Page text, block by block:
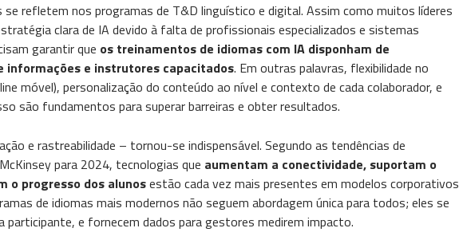
se refletem nos programas de T&D linguístico e digital. Assim como muitos líderes
clara de IA devido à falta de profissionais especializados e sistemas
garantir que os treinamentos de idiomas com IA disponham de
e instrutores capacitados. Em outras palavras, flexibilidade no
móvel), personalização do conteúdo ao nível e contexto de cada colaborador, e
são fundamentos para superar barreiras e obter resultados.
e rastreabilidade – tornou-se indispensável. Segundo as tendências de
para 2024, tecnologias que aumentam a conectividade, suportam o
o progresso dos alunosestão cada vez mais presentes em modelos corporativos
de idiomas mais modernos não seguem abordagem única para todos; eles se
participante, e fornecem dados para gestores medirem impacto.